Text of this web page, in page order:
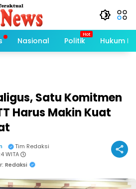
Nasional Politik Hukum
Satu Komitmen
Harus Makin Kuat
Tim Redaksi
WITA
Redaksi